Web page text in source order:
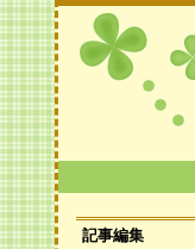
記事編集